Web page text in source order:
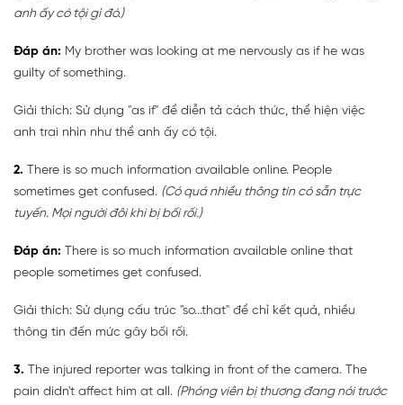
anh ấy có tội gì đó.)
Đáp án: My brother was looking at me nervously as if he was
guilty of something.
Giải thích: Sử dụng "as if" để diễn tả cách thức, thể hiện việc
anh trai nhìn như thể anh ấy có tội.
2. There is so much information available online. People
sometimes get confused. (Có quá nhiều thông tin có sẵn trực
tuyến. Mọi người đôi khi bị bối rối.)
Đáp án: There is so much information available online that
people sometimes get confused.
Giải thích: Sử dụng cấu trúc "so...that" để chỉ kết quả, nhiều
thông tin đến mức gây bối rối.
3. The injured reporter was talking in front of the camera. The
pain didn't affect him at all. (Phóng viên bị thương đang nói trước